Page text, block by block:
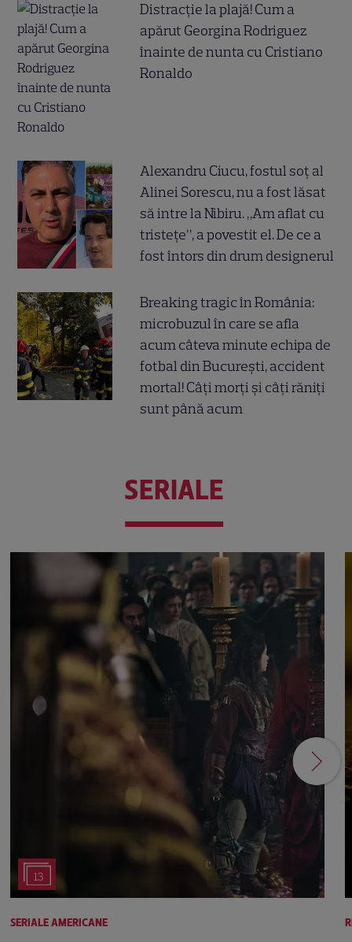
Distracție la plajă! Cum a
apărut Georgina Rodriguez
înainte de nunta cu Cristiano
Ronaldo
Alexandru Ciucu, fostul soț al
Alinei Sorescu, nu a fost lăsat
să intre la Nibiru. „Am aflat cu
tristețe”, a povestit el. De ce a
fost întors din drum designerul
Breaking tragic în România:
microbuzul în care se afla
acum câteva minute echipa de
fotbal din București, accident
mortal! Câți morți și câți răniți
sunt până acum
SERIALE
13
SERIALE AMERICANE